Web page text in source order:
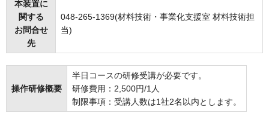
本装置に
関する
お問合せ
先
048-265-1369(材料技術・事業化支援室 材料技術担
当)
操作研修概要
半日コースの研修受講が必要です。
研修費用：2,500円/1人
制限事項：受講人数は1社2名以内とします。